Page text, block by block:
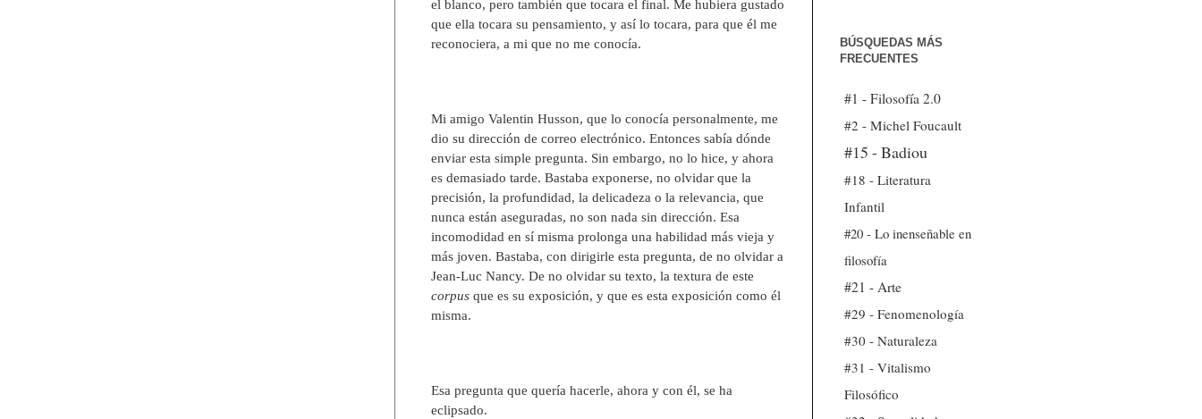
el blanco, pero también que tocara el final. Me hubiera gustado
que ella tocara su pensamiento, y así lo tocara, para que él me
reconociera, a mi que no me conocía.
Mi amigo Valentin Husson, que lo conocía personalmente, me
dio su dirección de correo electrónico. Entonces sabía dónde
enviar esta simple pregunta. Sin embargo, no lo hice, y ahora
es demasiado tarde. Bastaba exponerse, no olvidar que la
precisión, la profundidad, la delicadeza o la relevancia, que
nunca están aseguradas, no son nada sin dirección. Esa
incomodidad en sí misma prolonga una habilidad más vieja y
más joven. Bastaba, con dirigirle esta pregunta, de no olvidar a
Jean-Luc Nancy. De no olvidar su texto, la textura de este
corpus que es su exposición, y que es esta exposición como él
misma.
Esa pregunta que quería hacerle, ahora y con él, se ha
eclipsado.
BÚSQUEDAS MÁS
FRECUENTES
#1 - Filosofía 2.0
#2 - Michel Foucault
#15 - Badiou
#18 - Literatura
Infantil
#20 - Lo inenseñable en
filosofía
#21 - Arte
#29 - Fenomenología
#30 - Naturaleza
#31 - Vitalismo
Filosófico